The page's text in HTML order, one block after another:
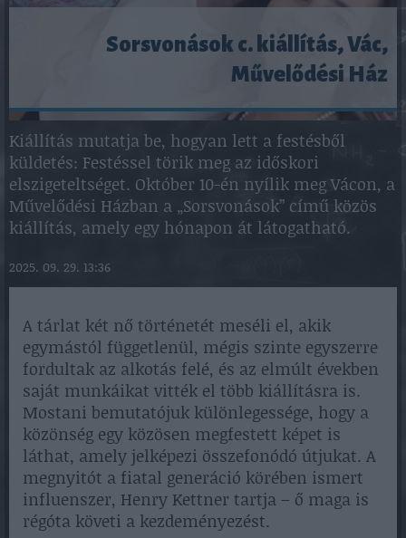
Sorsvonások c. kiállítás, Vác,
Művelődési Ház
Kiállítás mutatja be, hogyan lett a festésből
küldetés: Festéssel törik meg az időskori
elszigeteltséget. Október 10-én nyílik meg Vácon, a
Művelődési Házban a „Sorsvonások” című közös
kiállítás, amely egy hónapon át látogatható.
2025. 09. 29. 13:36
A tárlat két nő történetét meséli el, akik
egymástól függetlenül, mégis szinte egyszerre
fordultak az alkotás felé, és az elmúlt években
saját munkáikat vitték el több kiállításra is.
Mostani bemutatójuk különlegessége, hogy a
közönség egy közösen megfestett képet is
láthat, amely jelképezi összefonódó útjukat. A
megnyitót a fiatal generáció körében ismert
influenszer, Henry Kettner tartja – ő maga is
régóta követi a kezdeményezést.